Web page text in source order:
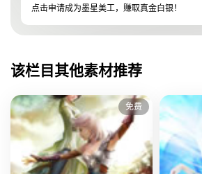
该美工上传了小说封面素材图 素材ID:44942
该美工上传了小说封面素材图 素材ID:44941
该美工上传了小说封面素材图 素材ID:10813
该美工上传了小说封面素材图 素材ID:10812
该美工上传了小说封面素材图 素材ID:10810
该美工上传了小说封面素材图 素材ID:10808
该美工上传了小说封面素材图 素材ID:10806
点击申请成为墨星美工，赚取真金白银！
该栏目其他素材推荐
免费